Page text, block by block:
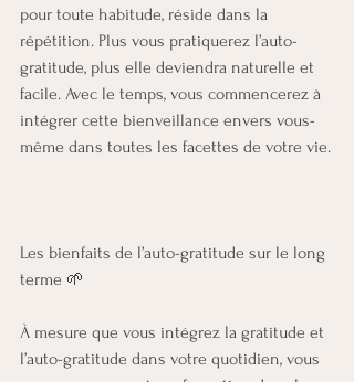
pour toute habitude, réside dans la
répétition. Plus vous pratiquerez l’auto-
gratitude, plus elle deviendra naturelle et
facile. Avec le temps, vous commencerez à
intégrer cette bienveillance envers vous-
même dans toutes les facettes de votre vie.
Les bienfaits de l’auto-gratitude sur le long
terme 🌱
À mesure que vous intégrez la gratitude et
l’auto-gratitude dans votre quotidien, vous